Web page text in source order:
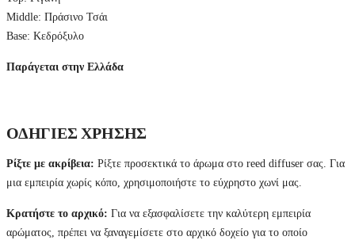
τ
ή
l
t
&
O
r
g
n
Middle: Πράσινο Τσάι
Base: Κεδρόξυλο
Παράγεται στην Ελλάδα
ΟΔΗΓΙΕΣ ΧΡΗΣΗΣ
Ρίξτε με ακρίβεια: Ρίξτε προσεκτικά το άρωμα στο reed diffuser σας. Για
μια εμπειρία χωρίς κόπο, χρησιμοποιήστε το εύχρηστο χωνί μας.
Κρατήστε το αρχικό: Για να εξασφαλίσετε την καλύτερη εμπειρία
αρώματος, πρέπει να ξαναγεμίσετε στο αρχικό δοχείο για το οποίο